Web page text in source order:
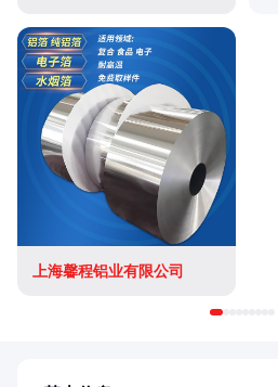
上海馨程铝业有限公司